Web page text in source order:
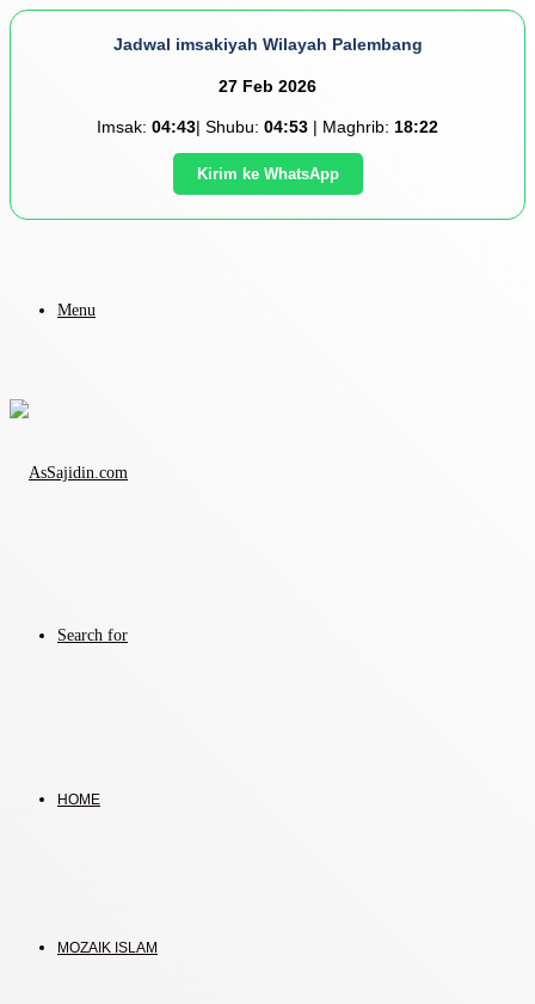
Jadwal imsakiyah Wilayah Palembang
27 Feb 2026
Imsak: 04:43| Shubu: 04:53 | Maghrib: 18:22
Kirim ke WhatsApp
Menu
Search for
HOME
MOZAIK ISLAM